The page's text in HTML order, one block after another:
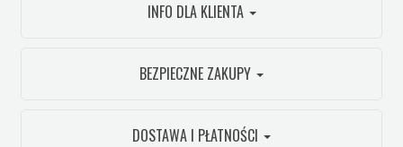
INFO DLA KLIENTA
BEZPIECZNE ZAKUPY
DOSTAWA I PŁATNOŚCI